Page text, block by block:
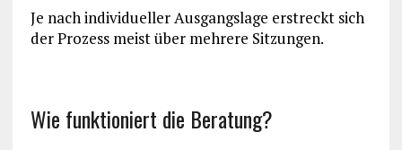
Je nach individueller Ausgangslage erstreckt sich
der Prozess meist über mehrere Sitzungen.
Wie funktioniert die Beratung?